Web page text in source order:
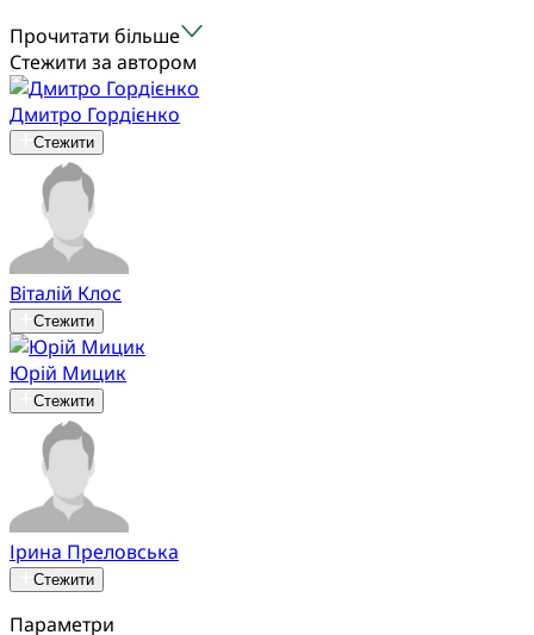
Прочитати більше
Стежити за автором
Дмитро Гордієнко
Стежити
Віталій Клос
Стежити
Юрій Мицик
Стежити
Ірина Преловська
Стежити
Параметри